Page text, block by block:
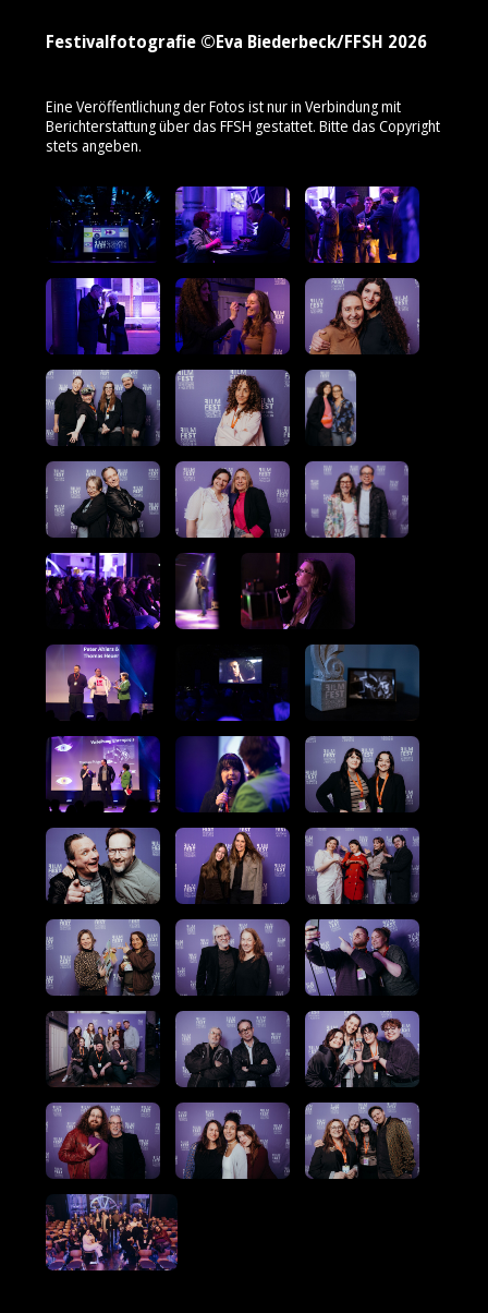
Festivalfotografie ©Eva Biederbeck/FFSH 2026
Eine Veröffentlichung der Fotos ist nur in Verbindung mit
Berichterstattung über das FFSH gestattet. Bitte das Copyright
stets angeben.